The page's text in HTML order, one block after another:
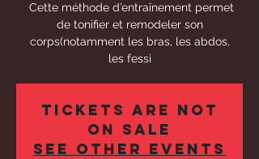
Cette méthode d’entraînement permet
de tonifier et remodeler son
corps(notamment les bras, les abdos,
les fessi
Tickets Are Not
on Sale
See other events